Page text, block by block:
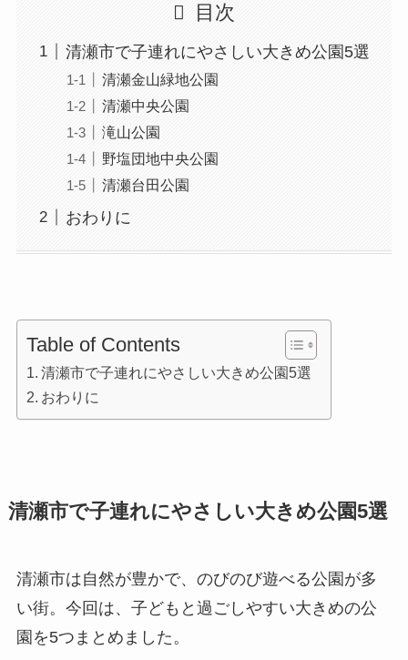
目次
清瀬市で子連れにやさしい大きめ公園5選
清瀬金山緑地公園
清瀬中央公園
滝山公園
野塩団地中央公園
清瀬台田公園
おわりに
Table of Contents
清瀬市で子連れにやさしい大きめ公園5選
おわりに
清瀬市で子連れにやさしい大きめ公園5選
清瀬市は自然が豊かで、のびのび遊べる公園が多
い街。今回は、子どもと過ごしやすい大きめの公
園を5つまとめました。